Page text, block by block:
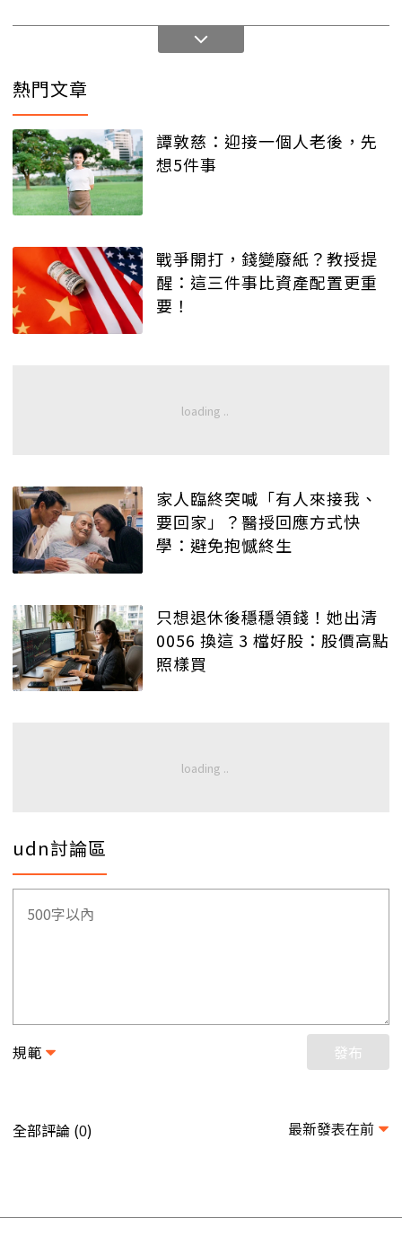
熱門文章
譚敦慈：迎接一個人老後，先
想5件事
戰爭開打，錢變廢紙？教授提
醒：這三件事比資產配置更重
要！
家人臨終突喊「有人來接我、
要回家」？醫授回應方式快
學：避免抱憾終生
只想退休後穩穩領錢！她出清
0056 換這 3 檔好股：股價高點
照樣買
udn討論區
規範 發布
全部評論 (0) 最新發表在前